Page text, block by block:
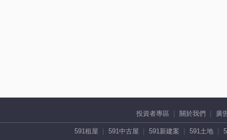
投資者專區 關於我們 廣
591租屋 591中古屋 591新建案 591土地